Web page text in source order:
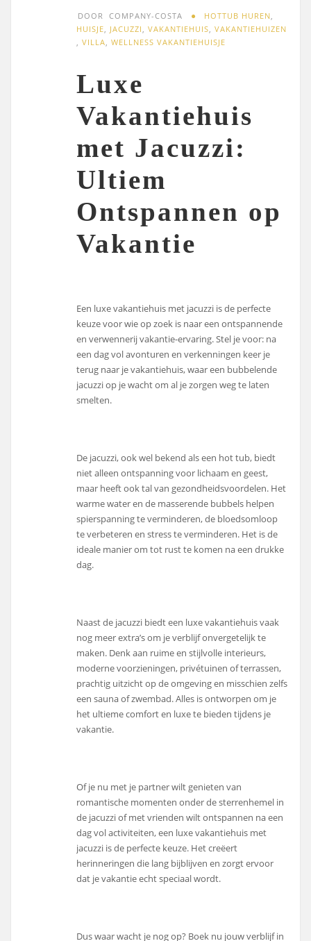
DOOR COMPANY-COSTA HOTTUB HUREN
HUISJE
JACUZZI ,VAKANTIEHUIS ,VAKANTIEHUIZEN
,VILLA ,WELLNESS VAKANTIEHUISJE
Luxe
Vakantiehuis
met Jacuzzi:
Ultiem
Ontspannen op
Vakantie
Een luxe vakantiehuis met jacuzzi is de perfecte
keuze voor wie op zoek is naar een ontspannende
en verwennerij vakantie-ervaring. Stel je voor: na
een dag vol avonturen en verkenningen keer je
terug naar je vakantiehuis, waar een bubbelende
jacuzzi op je wacht om al je zorgen weg te laten
smelten.
De jacuzzi, ook wel bekend als een hot tub, biedt
niet alleen ontspanning voor lichaam en geest,
maar heeft ook tal van gezondheidsvoordelen. Het
warme water en de masserende bubbels helpen
spierspanning te verminderen, de bloedsomloop
te verbeteren en stress te verminderen. Het is de
ideale manier om tot rust te komen na een drukke
dag.
Naast de jacuzzi biedt een luxe vakantiehuis vaak
nog meer extra’s om je verblijf onvergetelijk te
maken. Denk aan ruime en stijlvolle interieurs,
moderne voorzieningen, privétuinen of terrassen,
prachtig uitzicht op de omgeving en misschien zelfs
een sauna of zwembad. Alles is ontworpen om je
het ultieme comfort en luxe te bieden tijdens je
vakantie.
Of je nu met je partner wilt genieten van
romantische momenten onder de sterrenhemel in
de jacuzzi of met vrienden wilt ontspannen na een
dag vol activiteiten, een luxe vakantiehuis met
jacuzzi is de perfecte keuze. Het creëert
herinneringen die lang bijblijven en zorgt ervoor
dat je vakantie echt speciaal wordt.
Dus waar wacht je nog op? Boek nu jouw verblijf in